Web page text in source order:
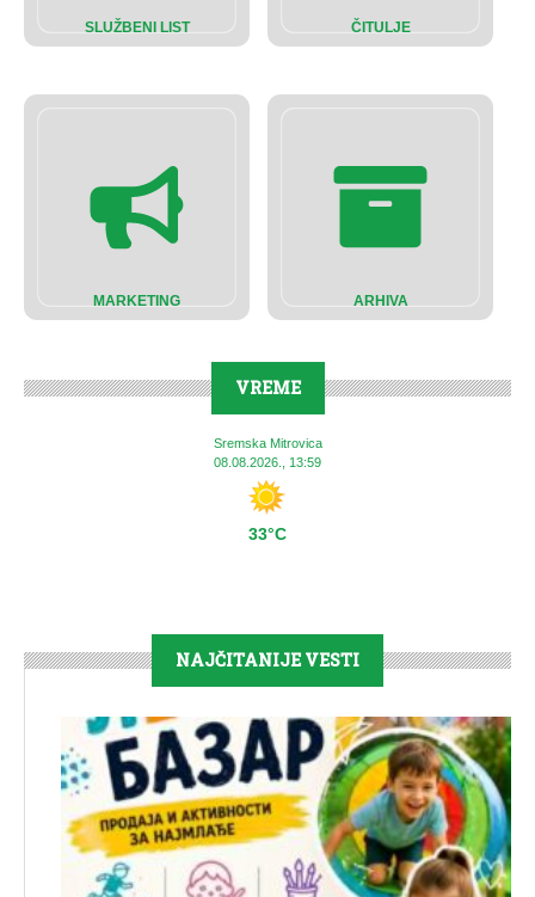
SLUŽBENI LIST ČITULJE
MARKETING ARHIVA
VREME
Sremska Mitrovica
08.08.2026., 13:59
33°C
NAJČITANIJE VESTI